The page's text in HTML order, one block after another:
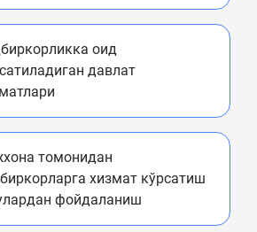
оид
давлат
томонидан
хизмат кўрсатиш
фойдаланиш